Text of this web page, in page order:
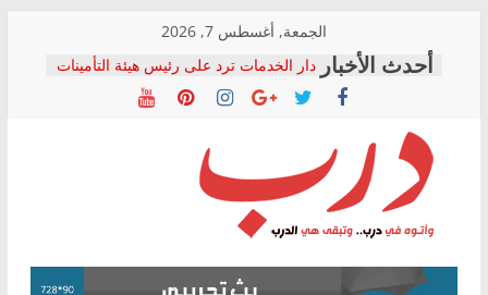
content
الجمعة, أغسطس 7, 2026
دار الخدمات ترد على رئيس هيئة التأمينات
بعد مؤتمره الصحفي: إنكار الأزمة لا ينهي
معاناة أصحاب المعاشات.. ونطالب بكشف
فرحات سليمان يكتب: القطاع الصحي إلى
أين؟
حزب التحالف الشعبي يطلق لجنة “الحق
في الصحة” بالإسكندرية لرصد الانتهاكات
ودعم المرضى
الوزاري لمدينة الصحفيين.. وانتهاء أعمال
درب
وأتوه